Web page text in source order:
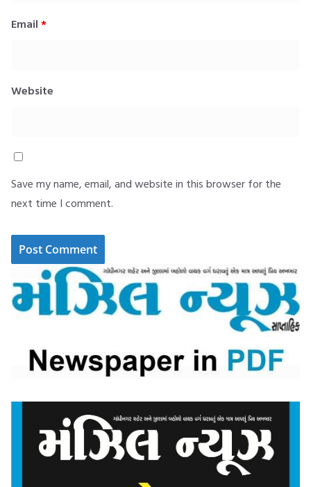
Email *
Website
Save my name, email, and website in this browser for the
next time I comment.